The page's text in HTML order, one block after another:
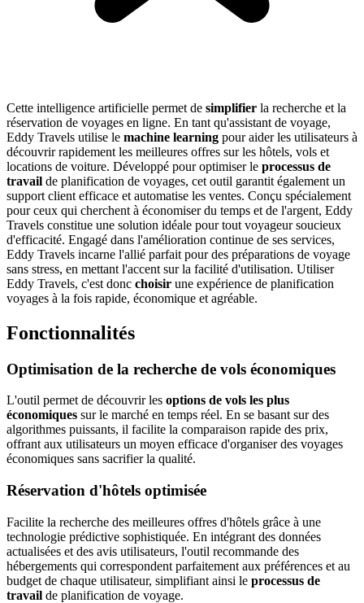
Cette intelligence artificielle permet de simplifier la recherche et la
réservation de voyages en ligne. En tant qu'assistant de voyage,
Eddy Travels utilise le machine learning pour aider les utilisateurs à
découvrir rapidement les meilleures offres sur les hôtels, vols et
locations de voiture. Développé pour optimiser le processus de
travail de planification de voyages, cet outil garantit également un
support client efficace et automatise les ventes. Conçu spécialement
pour ceux qui cherchent à économiser du temps et de l'argent, Eddy
Travels constitue une solution idéale pour tout voyageur soucieux
d'efficacité. Engagé dans l'amélioration continue de ses services,
Eddy Travels incarne l'allié parfait pour des préparations de voyage
sans stress, en mettant l'accent sur la facilité d'utilisation. Utiliser
Eddy Travels, c'est donc choisir une expérience de planification
voyages à la fois rapide, économique et agréable.
Fonctionnalités
Optimisation de la recherche de vols économiques
L'outil permet de découvrir les options de vols les plus
économiques sur le marché en temps réel. En se basant sur des
algorithmes puissants, il facilite la comparaison rapide des prix,
offrant aux utilisateurs un moyen efficace d'organiser des voyages
économiques sans sacrifier la qualité.
Réservation d'hôtels optimisée
Facilite la recherche des meilleures offres d'hôtels grâce à une
technologie prédictive sophistiquée. En intégrant des données
actualisées et des avis utilisateurs, l'outil recommande des
hébergements qui correspondent parfaitement aux préférences et au
budget de chaque utilisateur, simplifiant ainsi le processus de
travail de planification de voyage.